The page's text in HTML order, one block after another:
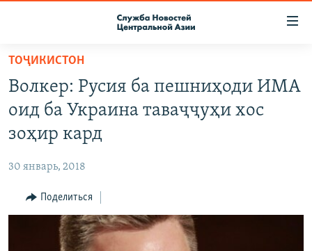
Вернуться
основному
содержанию
главной
навигации
Вернутся
ПОДПИСКА
НАСТОЯЩЕЕ ВРЕМЯ
МИГРАНТ МЕДИА
ТОҶИКИСТОН
Волкер: Русия ба пешниҳоди ИМА
оид ба Украина таваҷҷуҳи хос
зоҳир кард
30 январь, 2018
Поделиться